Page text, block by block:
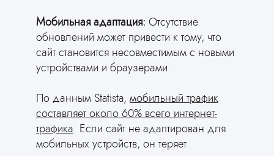
Мобильная адаптация: Отсутствие
обновлений может привести к тому, что
сайт становится несовместимым с новыми
устройствами и браузерами.
По данным Statista, мобильный трафик
составляет около 60% всего интернет-
трафика. Если сайт не адаптирован для
мобильных устройств, он теряет